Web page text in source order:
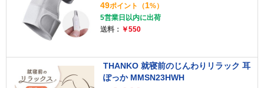
49ポイント （1%）
5営業日以内に出荷
送料： ￥550
THANKO 就寝前のじんわりリラック 耳
ぽっか MMSN23HWH